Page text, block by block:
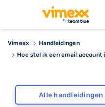
Vimexx
Handleidingen
Hoe stel ik een email account
Alle handleidingen